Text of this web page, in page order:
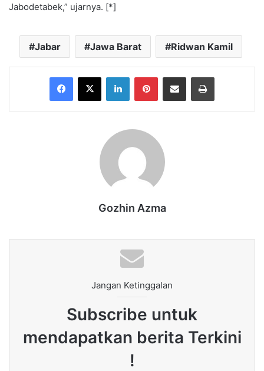
Jabodetabek,” ujarnya. [*]
Jabar Jawa Barat Ridwan Kamil
Facebook
X LinkedInPinterestShare via Email Print
Gozhin Azma
Jangan Ketinggalan
Subscribe untuk
mendapatkan berita Terkini
!